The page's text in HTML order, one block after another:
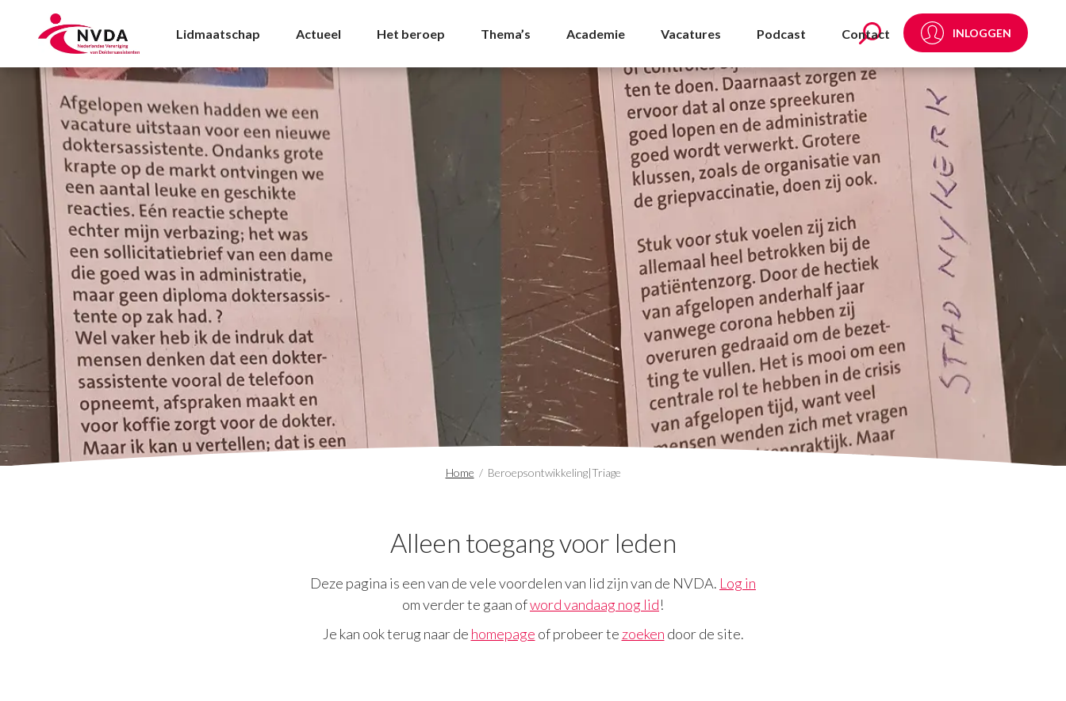
Beroepsontwikkeling|Triage Archives - NVDA
Lidmaatschap Actueel Het beroep Thema’s Academie Vacatures Podcast Contact INLOGGEN
Home / Beroepsontwikkeling|Triage
Alleen toegang voor leden
Deze pagina is een van de vele voordelen van lid zijn van de NVDA. Log in
om verder te gaan ofword vandaag nog lid!
Je kan ook terug naar de homepage of probeer te zoeken door de site.